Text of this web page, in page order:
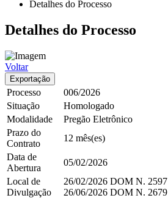
Detalhes do Processo
Detalhes do Processo
Voltar
Exportação
Processo
006/2026
Situação
Homologado
Modalidade
Pregão Eletrônico
Prazo do
Contrato
12 mês(es)
Data de
Abertura
05/02/2026
Local de
Divulgação
26/02/2026 DOM N. 2597
26/06/2026 DOM N. 2679